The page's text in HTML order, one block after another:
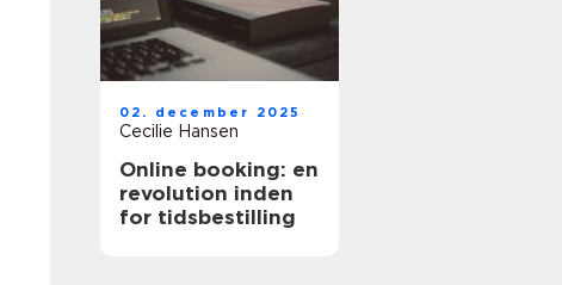
02. december 2025
Cecilie Hansen
Online booking: en
revolution inden
for tidsbestilling